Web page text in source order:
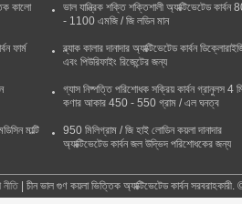
কালো
ফার্ম
মাল্টি
ভাল যান্ত্রিক শক্তি শক্তিশালী অ্যাক্টিভেটেড কার্বন
- 1100 এমজি / জি লডিন মান
ব্ল্যাক কালার দানাদার অ্যাক্টিভেটেড কার্বন
এবং পিউরিফাইং রিজেন্টের জন্য
গ্যাস নিষ্পত্তি পরিশোধক সক্রিয় কার্বন গ্রানুলস 4
কণার আকার 450 - 550 গ্রাম / এল ঘনত্ব
950 মিলিগ্রাম / জি হাই লোডিন কয়লা দানাদার
অ্যাক্টিভেটেড কার্বন জল উদ্ভিদ পরিশোধকের জন্য
| চীন ভাল গুণ কয়লা ভিত্তিক অ্যাক্টিভেটেড কার্বন